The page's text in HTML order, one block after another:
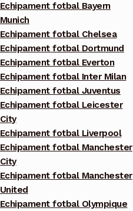
Echipament fotbal Bayern
Munich
Echipament fotbal Chelsea
Echipament fotbal Dortmund
Echipament fotbal Everton
Echipament fotbal Inter Milan
Echipament fotbal Juventus
Echipament fotbal Leicester
City
Echipament fotbal Liverpool
Echipament fotbal Manchester
City
Echipament fotbal Manchester
United
Echipament fotbal Olympique